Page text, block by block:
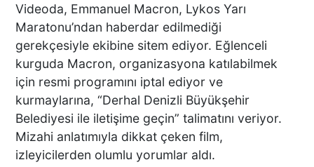
ALINDI
DENİZLİ’DE ÇARPIŞMANIN
ŞİDDETİYLE SAVRULDU! 5
ARAÇ HASAR GÖRDÜ
BAŞKAN ERDOĞAN, SON
Videoda, Emmanuel Macron, Lykos Yarı
Maratonu’ndan haberdar edilmediği
gerekçesiyle ekibine sitem ediyor. Eğlenceli
kurguda Macron, organizasyona katılabilmek
için resmi programını iptal ediyor ve
kurmaylarına, “Derhal Denizli Büyükşehir
Belediyesi ile iletişime geçin” talimatını veriyor.
Mizahi anlatımıyla dikkat çeken film,
izleyicilerden olumlu yorumlar aldı.